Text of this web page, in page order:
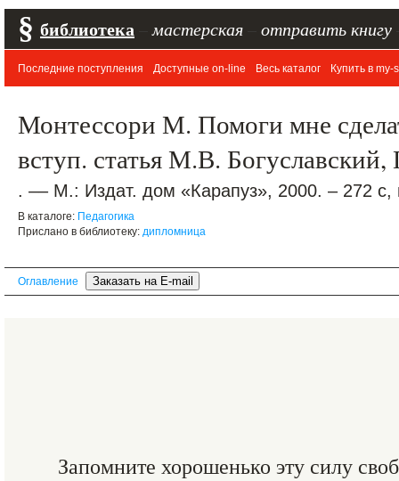
§ библиотека мастерская отправить книгу
Последние поступления Доступные on-line Весь каталог Купить в my-
Монтессори М. Помоги мне
вступ. статья М.В.
. –– М.: Издат. дом «Карапуз», 2000. – 272 с,
В каталоге: Педагогика
Прислано в библиотеку: дипломница
Оглавление
Запомните хорошенько эту силу